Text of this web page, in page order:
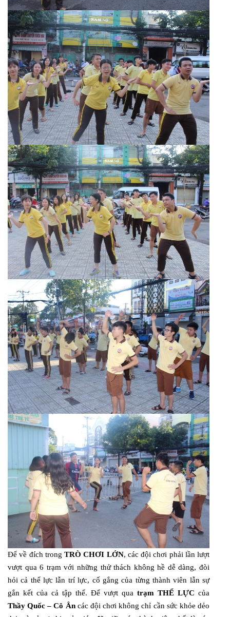
Để về đích trong TRÒ CHƠI LỚN, các đội chơi phải lần lượt
vượt qua 6 trạm với những thử thách không hề dễ dàng, đòi
hỏi cả thể lực lẫn trí lực, cố gắng của từng thành viên lẫn sự
gắn kết của cả tập thể. Để vượt qua trạm THỂ LỰC của
Thầy Quốc – Cô Âncác đội chơi không chỉ cần sức khỏe dẻo